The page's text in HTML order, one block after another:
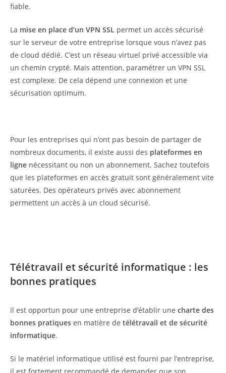
fiable.
La mise en place d’un VPN SSL permet un accès sécurisé
sur le serveur de votre entreprise lorsque vous n’avez pas
de cloud dédié. C’est un réseau virtuel privé accessible via
un chemin crypté. Mais attention, paramétrer un VPN SSL
est complexe. De cela dépend une connexion et une
sécurisation optimum.
Pour les entreprises qui n’ont pas besoin de partager de
nombreux documents, il existe aussi des plateformes en
ligne nécessitant ou non un abonnement. Sachez toutefois
que les plateformes en accès gratuit sont généralement vite
saturées. Des opérateurs privés avec abonnement
permettent un accès à un cloud sécurisé.
Télétravail et sécurité informatique : les
bonnes pratiques
Il est opportun pour une entreprise d’établir une charte des
bonnes pratiques en matière de télétravail et de sécurité
informatique.
Si le matériel informatique utilisé est fourni par l’entreprise,